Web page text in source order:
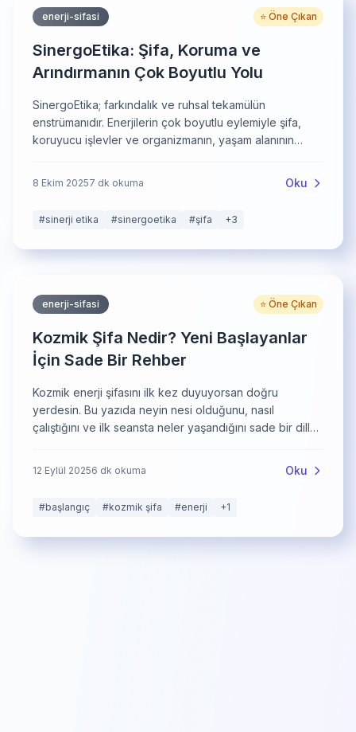
enerji-sifasi ⭐ Öne Çıkan
SinergoEtika: Şifa, Koruma ve
Arındırmanın Çok Boyutlu Yolu
SinergoEtika; farkındalık ve ruhsal tekamülün
enstrümanıdır. Enerjilerin çok boyutlu eylemiyle şifa,
koruyucu işlevler ve organizmanın, yaşam alanının
8 Ekim 20257 dk okuma Oku
#sinerji etika #sinergoetika #şifa +3
enerji-sifasi ⭐ Öne Çıkan
Kozmik Şifa Nedir? Yeni Başlayanlar
İçin Sade Bir Rehber
Kozmik enerji şifasını ilk kez duyuyorsan doğru
yerdesin. Bu yazıda neyin nesi olduğunu, nasıl
çalıştığını ve ilk seansta neler yaşandığını sade bir dille
12 Eylül 20256 dk okuma Oku
#başlangıç #kozmik şifa #enerji +1